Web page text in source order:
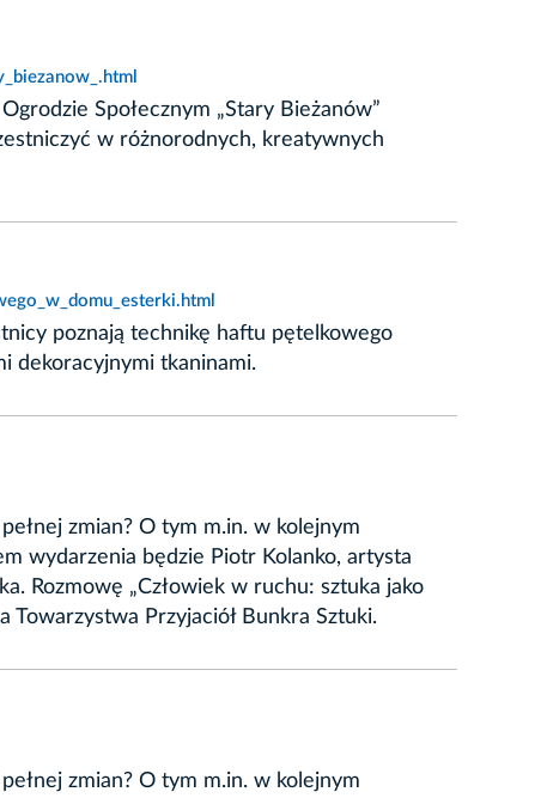
Społecznym „Stary Bieżanów”
w różnorodnych, kreatywnych
poznają technikę haftu pętelkowego
dekoracyjnymi tkaninami.
zmian? O tym m.in. w kolejnym
wydarzenia będzie Piotr Kolanko, artysta
Rozmowę „Człowiek w ruchu: sztuka jako
Towarzystwa Przyjaciół Bunkra Sztuki.
zmian? O tym m.in. w kolejnym